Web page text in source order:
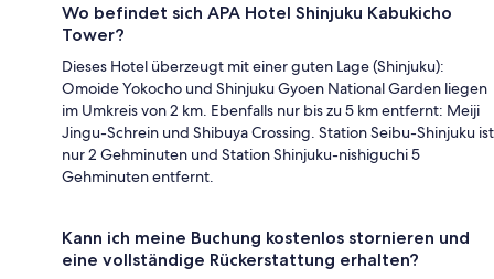
Wo befindet sich APA Hotel Shinjuku Kabukicho
Tower?
Dieses Hotel überzeugt mit einer guten Lage (Shinjuku):
Omoide Yokocho und Shinjuku Gyoen National Garden liegen
im Umkreis von 2 km. Ebenfalls nur bis zu 5 km entfernt: Meiji
Jingu-Schrein und Shibuya Crossing. Station Seibu-Shinjuku ist
nur 2 Gehminuten und Station Shinjuku-nishiguchi 5
Gehminuten entfernt.
Kann ich meine Buchung kostenlos stornieren und
eine vollständige Rückerstattung erhalten?